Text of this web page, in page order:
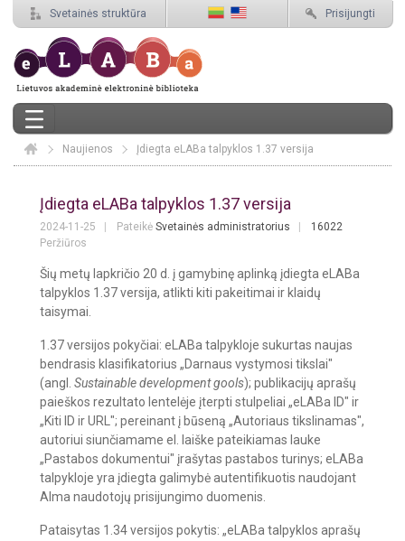
Svetainės struktūra Prisijungti
Elaba
Naujienos Įdiegta eLABa talpyklos 1.37 versija
Įdiegta eLABa talpyklos 1.37 versija
2024-11-25 Pateikė Svetainės administratorius
16022
Peržiūros
Šių metų lapkričio 20 d. į gamybinę aplinką įdiegta eLABa
talpyklos 1.37 versija, atlikti kiti pakeitimai ir klaidų
taisymai.
1.37 versijos pokyčiai: eLABa talpykloje sukurtas naujas
bendrasis klasifikatorius „Darnaus vystymosi tikslai"
(angl. Sustainable development gools); publikacijų aprašų
paieškos rezultato lentelėje įterpti stulpeliai „eLABa ID" ir
„Kiti ID ir URL"; pereinant į būseną „Autoriaus tikslinamas",
autoriui siunčiamame el. laiške pateikiamas lauke
„Pastabos dokumentui" įrašytas pastabos turinys; eLABa
talpykloje yra įdiegta galimybė autentifikuotis naudojant
Alma naudotojų prisijungimo duomenis.
Pataisytas 1.34 versijos pokytis: „eLABa talpyklos aprašų